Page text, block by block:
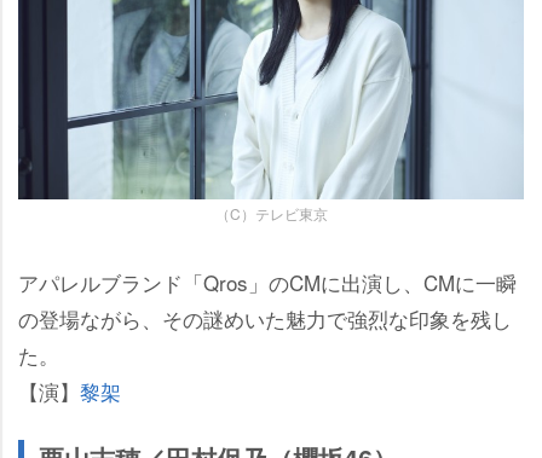
（C）テレビ東京
アパレルブランド「Qros」のCMに出演し、CMに一瞬
の登場ながら、その謎めいた魅力で強烈な印象を残し
た。
【演】 黎架